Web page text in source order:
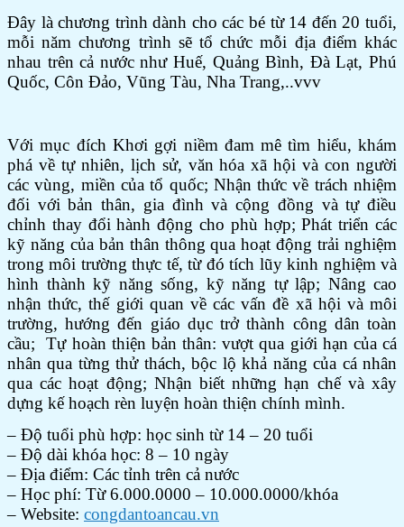
Đây là chương trình dành cho các bé từ 14 đến 20 tuổi,
mỗi năm chương trình sẽ tổ chức mỗi địa điểm khác
nhau trên cả nước như Huế, Quảng Bình, Đà Lạt, Phú
Quốc, Côn Đảo, Vũng Tàu, Nha Trang,..vvv
Với mục đích Khơi gợi niềm đam mê tìm hiểu, khám
phá về tự nhiên, lịch sử, văn hóa xã hội và con người
các vùng, miền của tổ quốc; Nhận thức về trách nhiệm
đối với bản thân, gia đình và cộng đồng và tự điều
chỉnh thay đổi hành động cho phù hợp; Phát triển các
kỹ năng của bản thân thông qua hoạt động trải nghiệm
trong môi trường thực tế, từ đó tích lũy kinh nghiệm và
hình thành kỹ năng sống, kỹ năng tự lập; Nâng cao
nhận thức, thế giới quan về các vấn đề xã hội và môi
trường, hướng đến giáo dục trở thành công dân toàn
cầu; Tự hoàn thiện bản thân: vượt qua giới hạn của cá
nhân qua từng thử thách, bộc lộ khả năng của cá nhân
qua các hoạt động; Nhận biết những hạn chế và xây
dựng kế hoạch rèn luyện hoàn thiện chính mình.
– Độ tuổi phù hợp: học sinh từ 14 – 20 tuổi
– Độ dài khóa học: 8 – 10 ngày
– Địa điểm: Các tỉnh trên cả nước
– Học phí: Từ 6.000.0000 – 10.000.0000/khóa
– Website: congdantoancau.vn